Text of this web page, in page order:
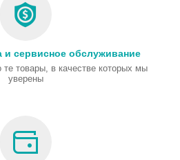
и сервисное обслуживание
товары, в качестве которых мы
уверены